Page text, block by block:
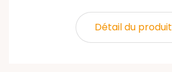
Détail du produit